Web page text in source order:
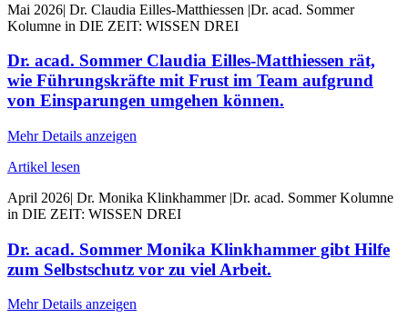
Mai 2026| Dr. Claudia Eilles-Matthiessen |Dr. acad. Sommer
Kolumne in DIE ZEIT: WISSEN DREI
Dr. acad. Sommer Claudia Eilles-Matthiessen rät,
wie Führungskräfte mit Frust im Team aufgrund
von Einsparungen umgehen können.
Mehr Details anzeigen
Artikel lesen
April 2026| Dr. Monika Klinkhammer |Dr. acad. Sommer Kolumne
in DIE ZEIT: WISSEN DREI
Dr. acad. Sommer Monika Klinkhammer gibt Hilfe
zum Selbstschutz vor zu viel Arbeit.
Mehr Details anzeigen